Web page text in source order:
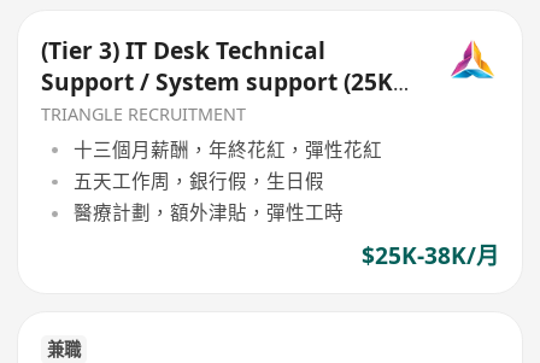
(Tier 3) IT Desk Technical
Support / System support (25K-
35K) (Ref:026)
TRIANGLE RECRUITMENT
十三個月薪酬，年終花紅，彈性花紅
五天工作周，銀行假，生日假
醫療計劃，額外津貼，彈性工時
$25K-38K/月
兼職